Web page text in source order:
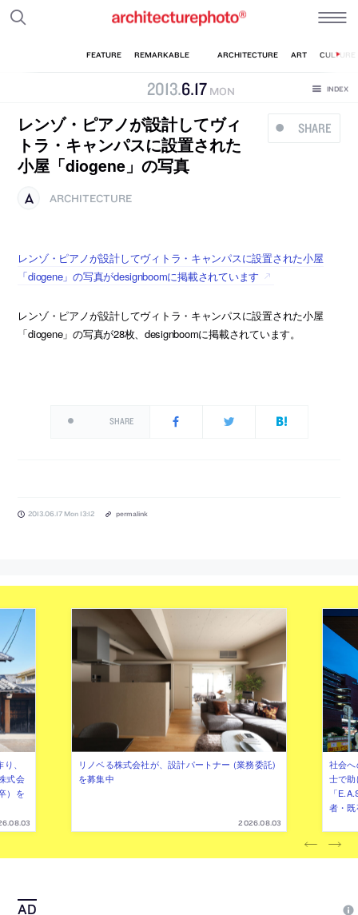
2013.6.17 MON
SHARE
レンゾ・ピアノが設計してヴィ
トラ・キャンパスに設置された
小屋「diogene」の写真
ARCHITECTURE
レンゾ・ピアノが設計してヴィトラ・キャンパスに設置された小屋
「diogene」の写真がdesignboomに掲載されています
レンゾ・ピアノが設計してヴィトラ・キャンパスに設置された小屋
「diogene」の写真が28枚、designboomに掲載されています。
SHARE
2013.06.17 Mon 13:12 permalink
、
式会
）を
リノベる株式会社が、設計パートナー (業務委託)
を募集中
2026.08.03
社会
士で
「
者・